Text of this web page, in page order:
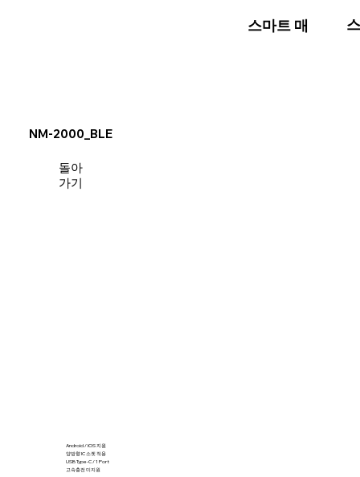
스마트 매장
Android / IOS 지원
양방향 IC 소켓 적용
USB Type-C / 1 Port
고속충전 미지원
NM-2000_BLE
돌아
가기